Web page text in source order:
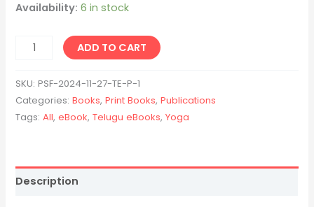
Availability: 6 in stock
ADD TO CART
SKU:PSF-2024-11-27-TE-P-1
Categories:Books,Print Books,Publications
Tags:All,eBook,Telugu eBooks,Yoga
Description